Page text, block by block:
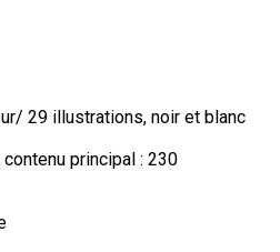
29 illustrations, noir et blanc
principal : 230